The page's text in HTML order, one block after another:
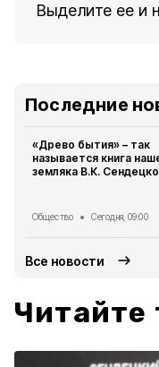
Выделите ее и
Последние
«Древо бытия» – так
называется книга
земляка В.К.
Общество Сегодня, 09:00
Все новости
Читайте